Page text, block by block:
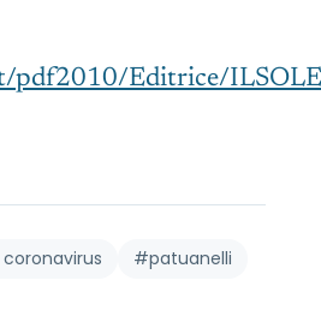
pdf2010/Editrice/
#patuanelli